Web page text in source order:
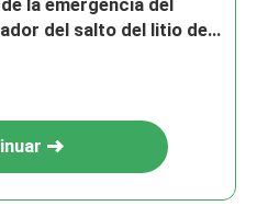
la emergencia del
del salto del litio de